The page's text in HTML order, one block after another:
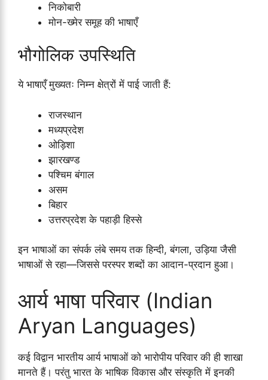
निकोबारी
मोन-ख्मेर समूह की भाषाएँ
भौगोलिक उपस्थिति
ये भाषाएँ मुख्यतः निम्न क्षेत्रों में पाई जाती हैं:
राजस्थान
मध्यप्रदेश
ओड़िशा
झारखण्ड
पश्चिम बंगाल
असम
बिहार
उत्तरप्रदेश के पहाड़ी हिस्से
इन भाषाओं का संपर्क लंबे समय तक हिन्दी, बंगला, उड़िया जैसी
भाषाओं से रहा—जिससे परस्पर शब्दों का आदान-प्रदान हुआ।
आर्य भाषा परिवार (Indian
Aryan Languages)
कई विद्वान भारतीय आर्य भाषाओं को भारोपीय परिवार की ही शाखा
मानते हैं। परंतु भारत के भाषिक विकास और संस्कृति में इनकी